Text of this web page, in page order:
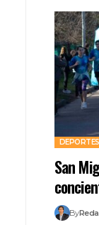
DEPORTES
San
By